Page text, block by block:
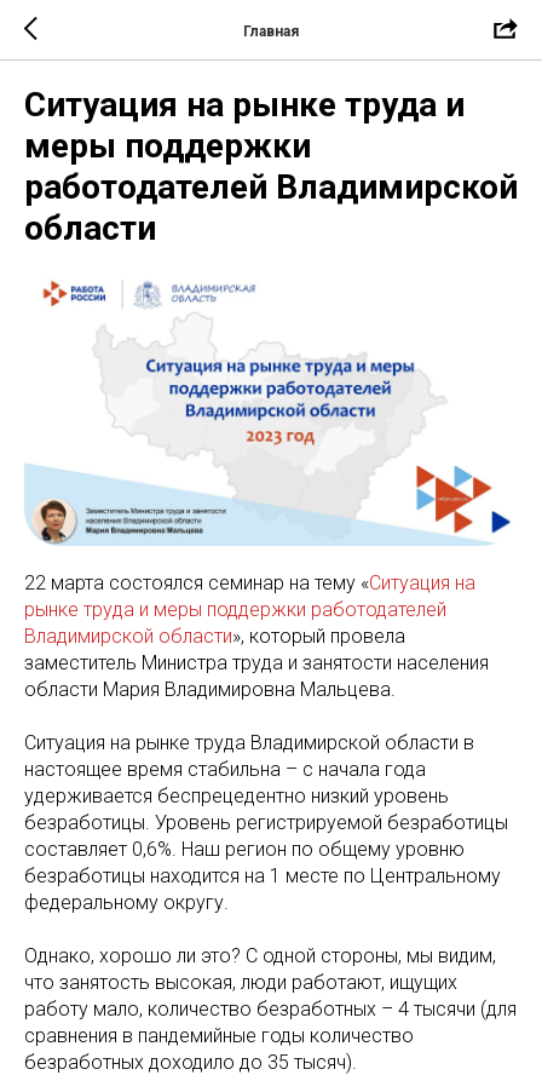
Главная
Ситуация на рынке труда и
меры поддержки
работодателей Владимирской
области
22 марта состоялся семинар на тему «Ситуация на
рынке труда и меры поддержки работодателей
Владимирской области», который провела
заместитель Министра труда и занятости населения
области Мария Владимировна Мальцева.
Ситуация на рынке труда Владимирской области в
настоящее время стабильна – с начала года
удерживается беспрецедентно низкий уровень
безработицы. Уровень регистрируемой безработицы
составляет 0,6%. Наш регион по общему уровню
безработицы находится на 1 месте по Центральному
федеральному округу.
Однако, хорошо ли это? С одной стороны, мы видим,
что занятость высокая, люди работают, ищущих
работу мало, количество безработных – 4 тысячи (для
сравнения в пандемийные годы количество
безработных доходило до 35 тысяч).